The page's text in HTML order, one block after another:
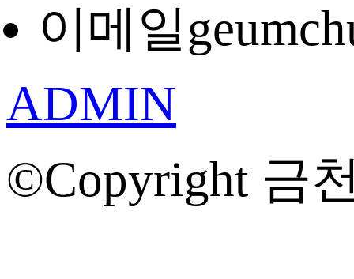
이메일
ADMIN
©Copyright 금